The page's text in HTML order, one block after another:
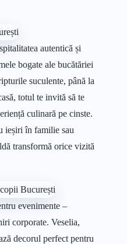
autentică și
bogate ale bucătăriei
suculente, până la
totul te invită să te
culinară pe cinste.
ieșiri în familie sau
transformă orice vizită
evenimente –
corporate. Veselia,
decorul perfect pentru